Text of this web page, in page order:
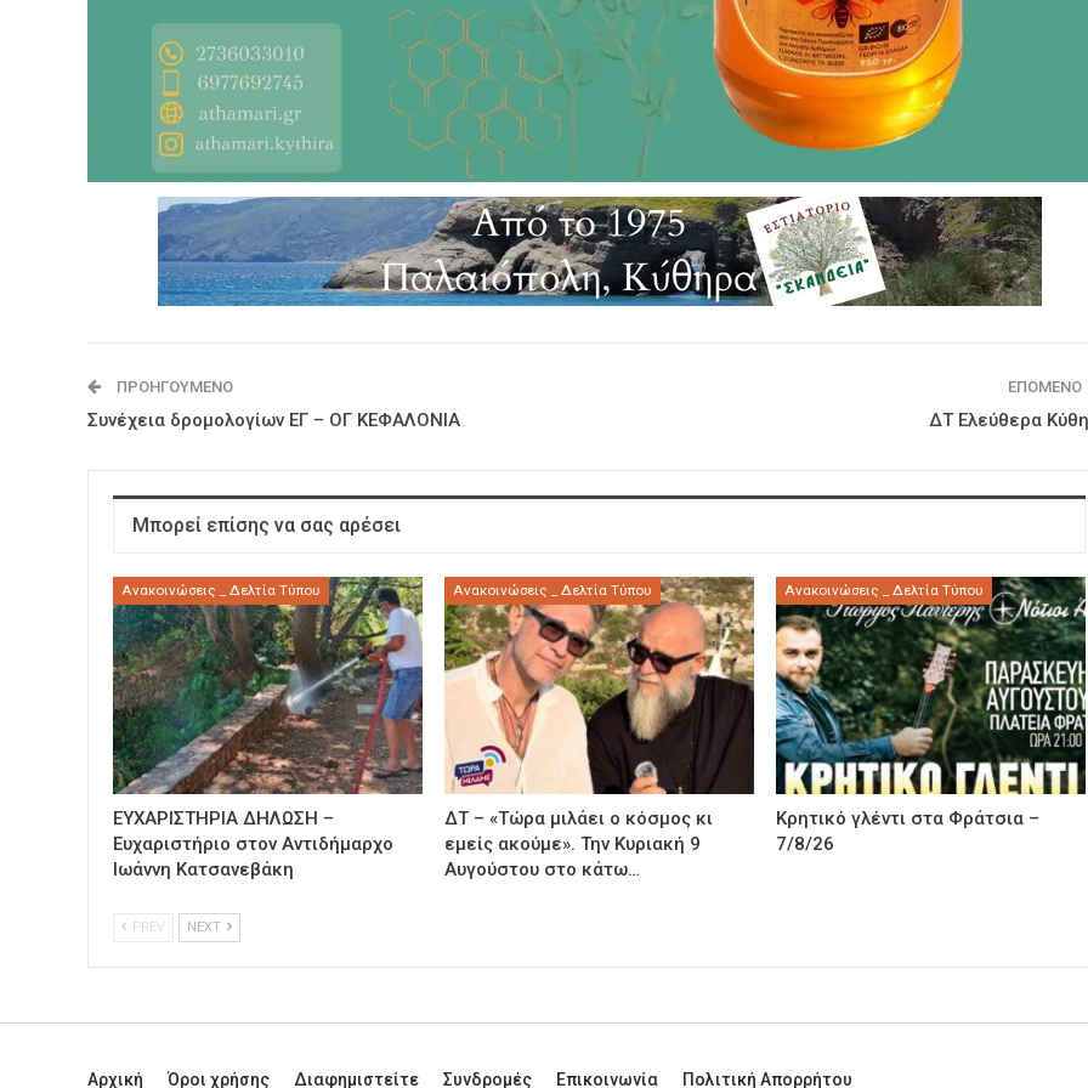
ΠΡΟΗΓΟΎΜΕΝΟ
Συνέχεια δρομολογίων ΕΓ – ΟΓ ΚΕΦΑΛΟΝΙΑ
ΕΠΌΜΕΝΟ
ΔΤ Ελεύθερα
Μπορεί επίσης να σας αρέσει
Ανακοινώσεις _ Δελτία Τύπου
ΕΥΧΑΡΙΣΤΗΡΙΑ ΔΗΛΩΣΗ –
Ευχαριστήριο στον Αντιδήμαρχο
Ιωάννη Κατσανεβάκη
Ανακοινώσεις _ Δελτία Τύπου
ΔΤ – «Τώρα μιλάει ο κόσμος κι
εμείς ακούμε». Την Κυριακή 9
Αυγούστου στο κάτω…
Ανακοινώσεις _ Δελτία Τύπου
Κρητικό γλέντι στα Φράτσια –
7/8/26
PREV NEXT
Αρχική Όροι χρήσης Διαφημιστείτε Συνδρομές Επικοινωνία Πολιτική Απορρήτου